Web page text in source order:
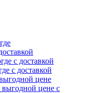
с доставкой
с доставкой
цене
выгодной цене с